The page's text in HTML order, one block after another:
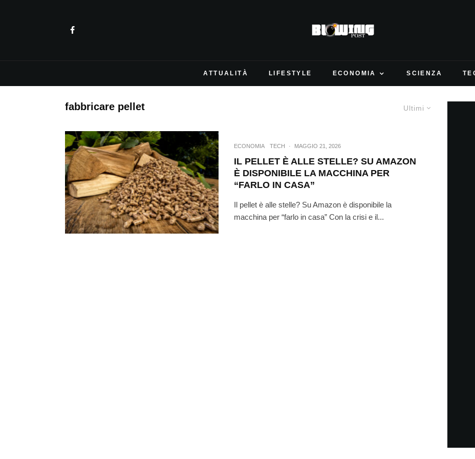
ATTUALITÀ LIFESTYLE ECONOMIA SCIENZA
Ultimi
fabbricare pellet
ECONOMIA TECH · MAGGIO 21, 2026
IL PELLET È ALLE STELLE? SU AMAZON
È DISPONIBILE LA MACCHINA PER
“FARLO IN CASA”
Il pellet è alle stelle? Su Amazon è disponibile la
macchina per “farlo in casa” Con la crisi e il...